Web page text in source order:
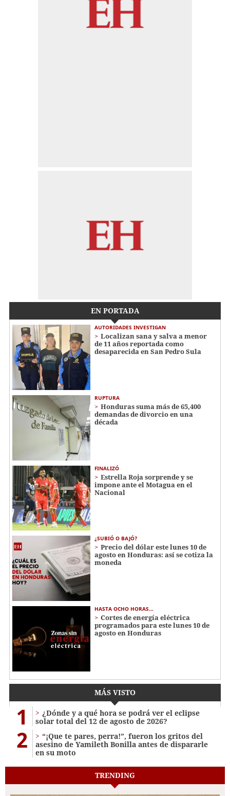
EN PORTADA
AUTORIDADES INVESTIGAN
Localizan sana y salva a menor
de 11 años reportada como
desaparecida en San Pedro Sula
RUPTURA
Honduras suma más de 65,400
demandas de divorcio en una
década
FINALIZÓ
Estrella Roja sorprende y se
impone ante el Motagua en el
Nacional
¿SUBIÓ O BAJÓ?
Precio del dólar este lunes 10 de
agosto en Honduras: así se cotiza la
moneda
HASTA OCHO HORAS...
Cortes de energía eléctrica
programados para este lunes 10 de
agosto en Honduras
MÁS VISTO
1
¿Dónde y a qué hora se podrá ver el eclipse
solar total del 12 de agosto de 2026?
2
“¡Que te pares, perra!”, fueron los gritos del
asesino de Yamileth Bonilla antes de dispararle
en su moto
TRENDING